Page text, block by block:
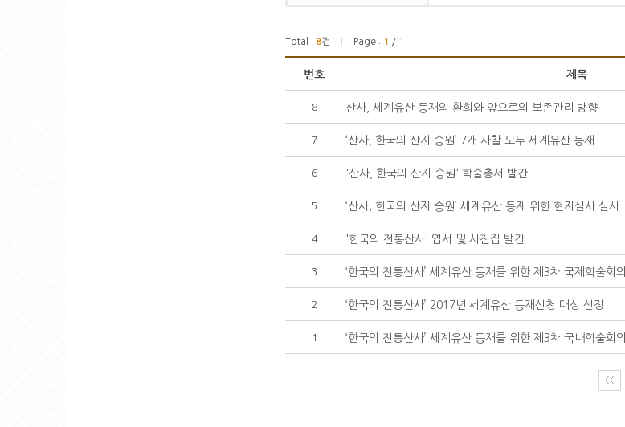
Total : 8건 Page : 1 / 1
번호 제목
8 산사 , 세계유산 등재의 환희와 앞으로의 보존관리 방향
7 ‘ 산사 , 한국의 산지 승원 ’ 7 개 사찰 모두 세계유산 등재
6 '산사, 한국의 산지 승원' 학술총서 발간
5 ‘산사, 한국의 산지 승원’ 세계유산 등재 위한 현지실사 실시
4 '한국의 전통산사' 엽서 및 사진집 발간
3 ‘한국의 전통산사’ 세계유산 등재를 위한 제3차 국제학술회의
2 ‘한국의 전통산사’ 2017년 세계유산 등재신청 대상 선정
1 ‘한국의 전통산사’ 세계유산 등재를 위한 제3차 국내학술회의
〈〈